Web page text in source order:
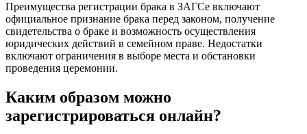
Преимущества регистрации брака в ЗАГСе включают
официальное признание брака перед законом, получение
свидетельства о браке и возможность осуществления
юридических действий в семейном праве. Недостатки
включают ограничения в выборе места и обстановки
проведения церемонии.
Каким образом можно
зарегистрироваться онлайн?